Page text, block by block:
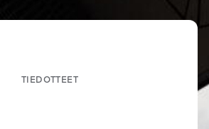
TIEDOTTEET